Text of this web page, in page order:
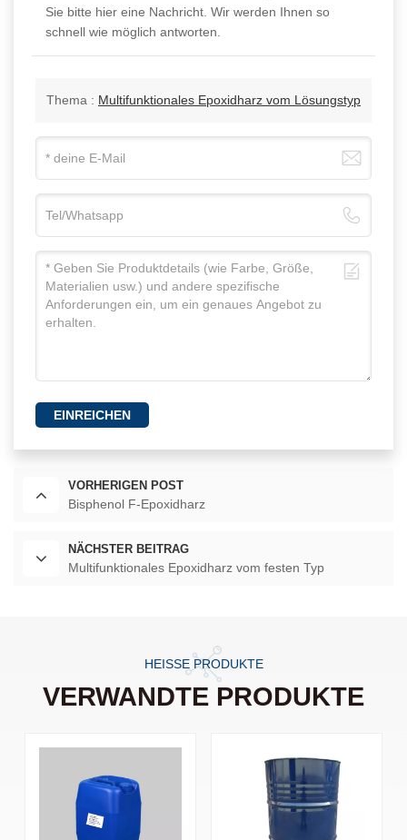
Sie bitte hier eine Nachricht. Wir werden Ihnen so
schnell wie möglich antworten.
Thema : Multifunktionales Epoxidharz vom Lösungstyp
EINREICHEN
VORHERIGEN POST
Bisphenol F-Epoxidharz
NÄCHSTER BEITRAG
Multifunktionales Epoxidharz vom festen Typ
HEISSE PRODUKTE
VERWANDTE PRODUKTE